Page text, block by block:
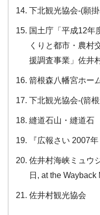
下北観光協会-(願
国土庁「平成12年
くりと都市・農村
援調査事業」佐井
箭根森八幡宮ホー
下北観光協会-(箭
縫道石山・縫道石
『広報さい 2007
佐井村海峡ミュウ
日, at the Wayback
佐井村観光協会